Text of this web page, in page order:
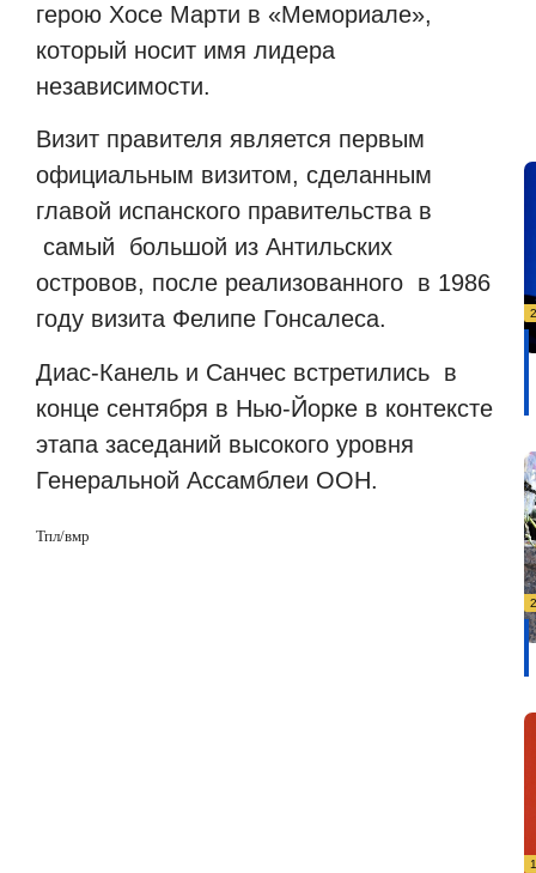
герою Хосе Марти в «Мемориале»,
который носит имя лидера
независимости.
Визит правителя является первым
официальным визитом, сделанным
главой испанского правительства в
самый
большой из Антильских
островов, после реализованного в 1986
году визита Фелипе Гонсалеса.
Диас-Канель и Санчес встретились в
конце сентября в Нью-Йорке в контексте
этапа заседаний высокого уровня
Генеральной Ассамблеи ООН.
Тпл/вмр